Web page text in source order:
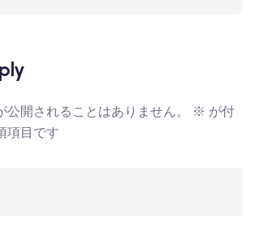
公開されることはありません。 ※ が付
項目です